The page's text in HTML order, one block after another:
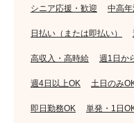
シニア応援・歓迎 中高
日払い（または即払い）
高収入・高時給 週1日か
週4日以上OK 土日のみ
即日勤務OK 単発・1日